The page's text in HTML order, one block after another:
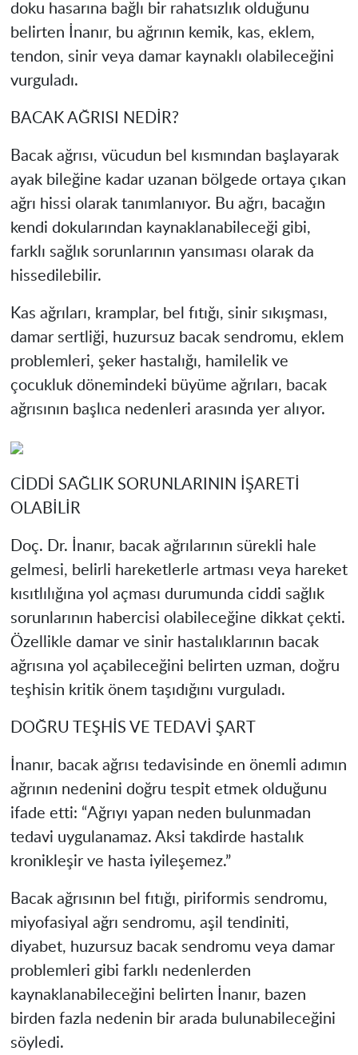
doku hasarına bağlı bir rahatsızlık olduğunu
belirten İnanır, bu ağrının kemik, kas, eklem,
tendon, sinir veya damar kaynaklı olabileceğini
vurguladı.
BACAK AĞRISI NEDİR?
Bacak ağrısı, vücudun bel kısmından başlayarak
ayak bileğine kadar uzanan bölgede ortaya çıkan
ağrı hissi olarak tanımlanıyor. Bu ağrı, bacağın
kendi dokularından kaynaklanabileceği gibi,
farklı sağlık sorunlarının yansıması olarak da
hissedilebilir.
Kas ağrıları, kramplar, bel fıtığı, sinir sıkışması,
damar sertliği, huzursuz bacak sendromu, eklem
problemleri, şeker hastalığı, hamilelik ve
çocukluk dönemindeki büyüme ağrıları, bacak
ağrısının başlıca nedenleri arasında yer alıyor.
CİDDİ SAĞLIK SORUNLARININ İŞARETİ
OLABİLİR
Doç. Dr. İnanır, bacak ağrılarının sürekli hale
gelmesi, belirli hareketlerle artması veya hareket
kısıtlılığına yol açması durumunda ciddi sağlık
sorunlarının habercisi olabileceğine dikkat çekti.
Özellikle damar ve sinir hastalıklarının bacak
ağrısına yol açabileceğini belirten uzman, doğru
teşhisin kritik önem taşıdığını vurguladı.
DOĞRU TEŞHİS VE TEDAVİ ŞART
İnanır, bacak ağrısı tedavisinde en önemli adımın
ağrının nedenini doğru tespit etmek olduğunu
ifade etti: “Ağrıyı yapan neden bulunmadan
tedavi uygulanamaz. Aksi takdirde hastalık
kronikleşir ve hasta iyileşemez.”
Bacak ağrısının bel fıtığı, piriformis sendromu,
miyofasiyal ağrı sendromu, aşil tendiniti,
diyabet, huzursuz bacak sendromu veya damar
problemleri gibi farklı nedenlerden
kaynaklanabileceğini belirten İnanır, bazen
birden fazla nedenin bir arada bulunabileceğini
söyledi.